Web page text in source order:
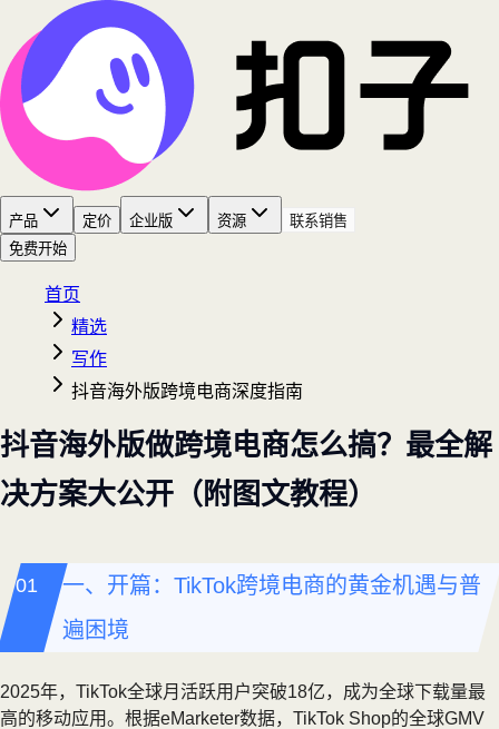
产品 定价 企业版 资源
联系销售
免费开始
首页
精选
写作
抖音海外版跨境电商深度指南
抖音海外版做跨境电商怎么搞？最全解
决方案大公开（附图文教程）
一、开篇：TikTok跨境电商的黄金机遇与普
遍困境
2025年，TikTok全球月活跃用户突破18亿，成为全球下载量最
高的移动应用。根据eMarketer数据，TikTok Shop的全球GMV